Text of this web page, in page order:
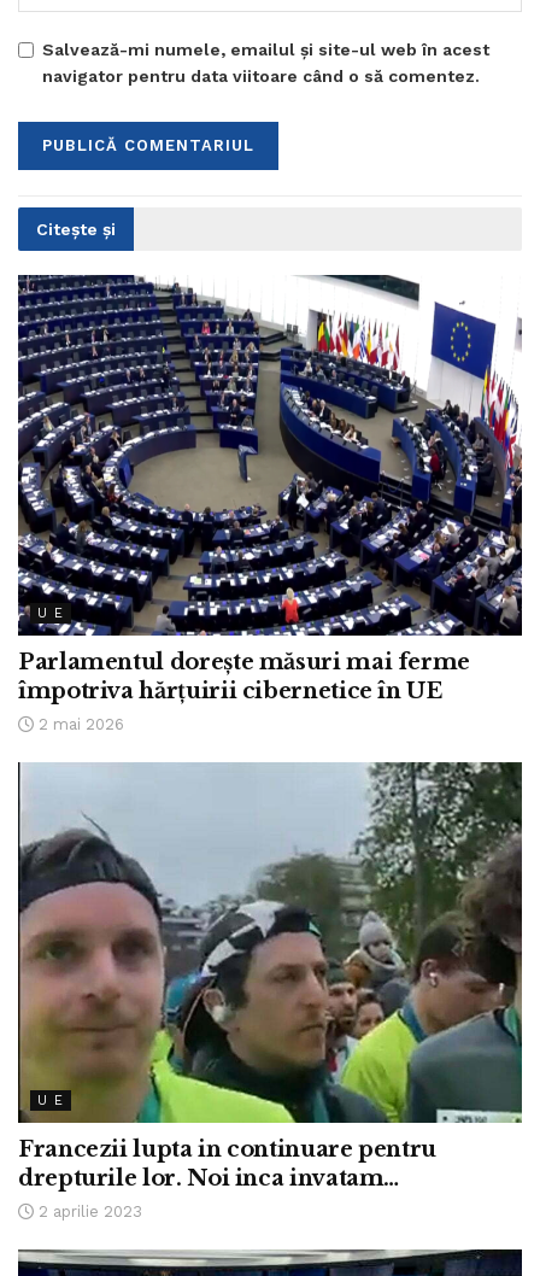
Salvează-mi numele, emailul și site-ul web în acest
navigator pentru data viitoare când o să comentez.
Citește și
U E
Parlamentul dorește măsuri mai ferme
împotriva hărțuirii cibernetice în UE
2 mai 2026
U E
Francezii lupta in continuare pentru
drepturile lor. Noi inca invatam…
2 aprilie 2023